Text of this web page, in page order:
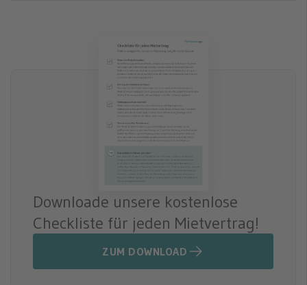
Downloade unsere kostenlose
Checkliste für jeden Mietvertrag!
ZUM DOWNLOAD